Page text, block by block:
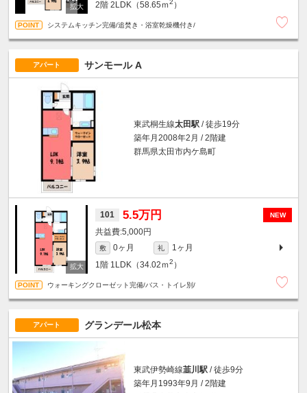
2階 2LDK（58.65ｍ2 ）
システムキッチン完備/追焚き・浴室乾燥機付き/
アパート サンモール A
東武桐生線太田駅 / 徒歩19分
築年月2008年2月 / 2階建
群馬県太田市内ケ島町
NEW
101 5.5万円
5,000円
敷 0ヶ月 礼
1ヶ月
1階 1LDK（34.02ｍ2 ）
ウォーキングクローゼット完備/バス・トイレ別/
アパート グランデール松本
東武伊勢崎線韮川駅 / 徒歩9分
築年月1993年9月 / 2階建